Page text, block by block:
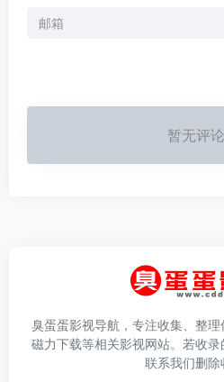
暂无评
臭蛋蛋影视导航，专注收集、整
磁力下载等相关影视网站。若收
联系我们删除